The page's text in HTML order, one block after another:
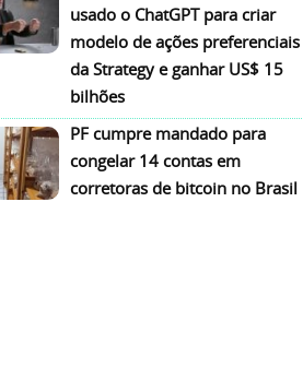
usado o ChatGPT para criar
modelo de ações preferenciais
da Strategy e ganhar US$ 15
bilhões
PF cumpre mandado para
congelar 14 contas em
corretoras de bitcoin no Brasil